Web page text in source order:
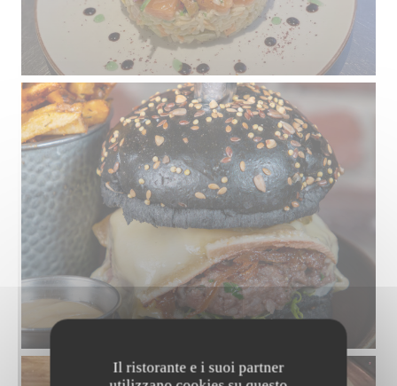
Il ristorante e i suoi partner
Burger Black Angus Bio